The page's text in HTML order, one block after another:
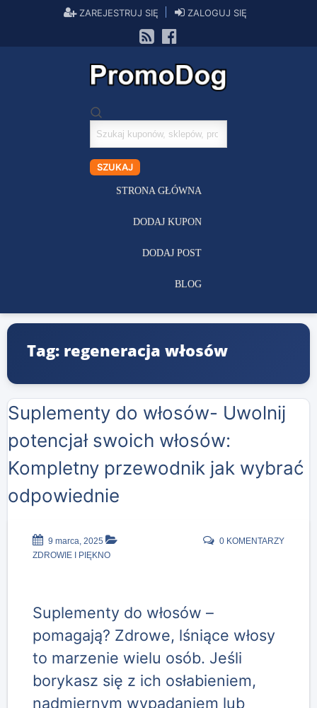
ZAREJESTRUJ SIĘ ZALOGUJ SIĘ
Szukaj
kuponów
SZUKAJ
STRONA GŁÓWNA
DODAJ KUPON
DODAJ POST
BLOG
Tag: regeneracja włosów
Suplementy do włosów- Uwolnij
potencjał swoich włosów:
Kompletny przewodnik jak wybrać
odpowiednie
9 marca, 2025
ZDROWIE I PIĘKNO
0 KOMENTARZY
Suplementy do włosów –
pomagają? Zdrowe, lśniące włosy
to marzenie wielu osób. Jeśli
borykasz się z ich osłabieniem,
nadmiernym wypadaniem lub